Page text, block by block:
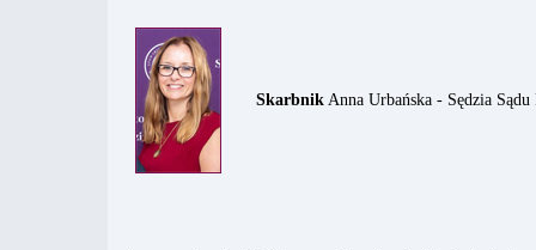
SkarbnikAnna Urbańska - Sędzia